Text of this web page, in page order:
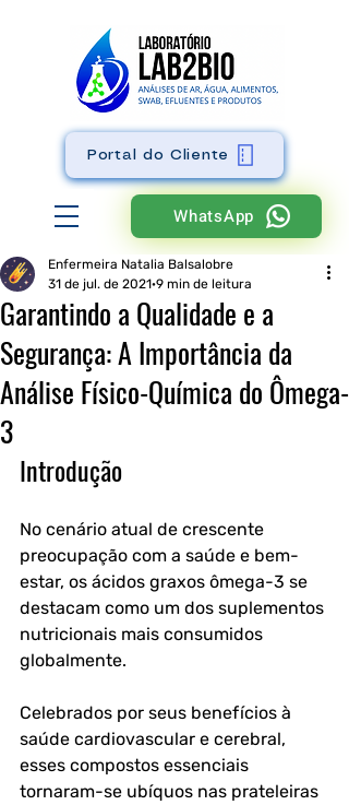
WhatsApp
Portal do Cliente
Garantindo a Qualidade e a
Segurança: A Importância da
Análise Físico-Química do Ômega-
3
Enfermeira Natalia Balsalobre
31 de jul. de 2021 9 min de leitura
Introdução
No cenário atual de crescente
preocupação com a saúde e bem-
estar, os ácidos graxos ômega-3 se
destacam como um dos suplementos
nutricionais mais consumidos
globalmente.
Celebrados por seus benefícios à
saúde cardiovascular e cerebral,
esses compostos essenciais
tornaram-se ubíquos nas prateleiras